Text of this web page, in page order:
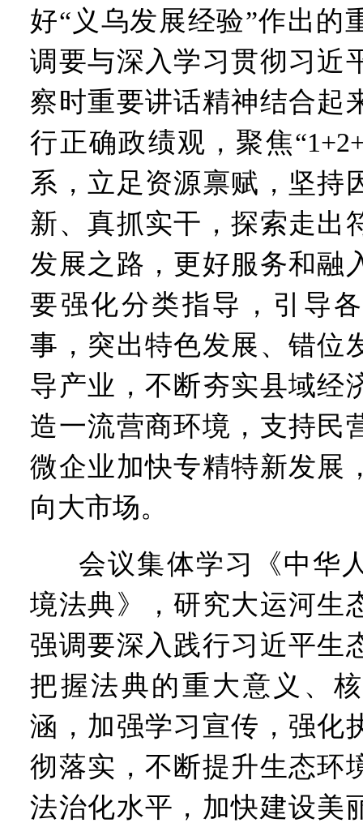
好“义乌发展经验”作出的
调要与深入学习贯彻习近
察时重要讲话精神结合起
行正确政绩观，聚焦
系，立足资源禀赋，坚持
新、真抓实干，探索走出
发展之路，更好服务和融
要强化分类指导，引导
事，突出特色发展、错位
导产业，不断夯实县域经
造一流营商环境，支持民
微企业加快专精特新发展
向大市场。
会议集体学习《中华
境法典》，研究大运河生
强调要深入践行习近平生
把握法典的重大意义、
涵，加强学习宣传，强化
彻落实，不断提升生态环
法治化水平，加快建设美